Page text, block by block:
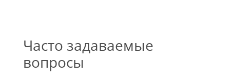
Часто задаваемые
вопросы